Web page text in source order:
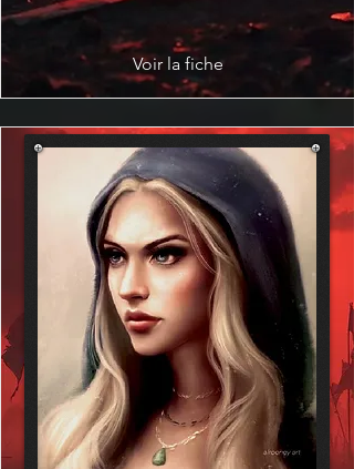
Voir la fiche